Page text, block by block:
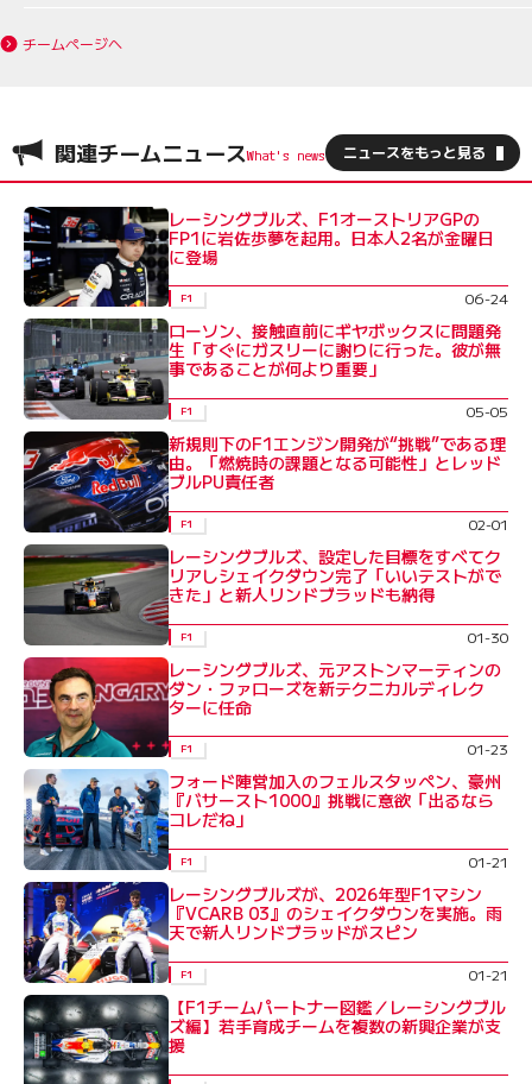
チームページへ
関連チームニュース ニュースをもっと見る
レーシングブルズ、F1オーストリアGPの
FP1に岩佐歩夢を起用。日本人2名が金曜日
に登場
F1 06-24
ローソン、接触直前にギヤボックスに問題発
生「すぐにガスリーに謝りに行った。彼が無
事であることが何より重要」
F1 05-05
新規則下のF1エンジン開発が“挑戦”である理
由。「燃焼時の課題となる可能性」とレッド
ブルPU責任者
F1 02-01
レーシングブルズ、設定した目標をすべてク
リアしシェイクダウン完了「いいテストがで
きた」と新人リンドブラッドも納得
F1 01-30
レーシングブルズ、元アストンマーティンの
ダン・ファローズを新テクニカルディレク
ターに任命
F1 01-23
フォード陣営加入のフェルスタッペン、豪州
『バサースト1000』挑戦に意欲「出るなら
コレだね」
F1 01-21
レーシングブルズが、2026年型F1マシン
『VCARB 03』のシェイクダウンを実施。雨
天で新人リンドブラッドがスピン
F1 01-21
【F1チームパートナー図鑑／レーシングブル
ズ編】若手育成チームを複数の新興企業が支
援